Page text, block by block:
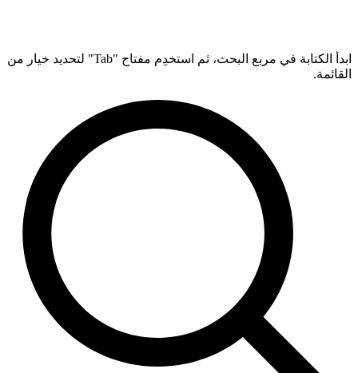
ابدأ الكتابة في مربع البحث، ثم استخدِم مفتاح "Tab" لتحديد خيار من
القائمة.